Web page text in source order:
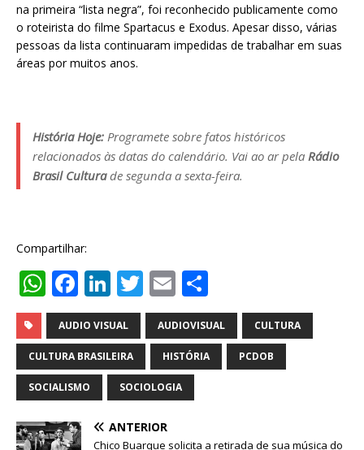
na primeira “lista negra”, foi reconhecido publicamente como
o roteirista do filme Spartacus e Exodus. Apesar disso, várias
pessoas da lista continuaram impedidas de trabalhar em suas
áreas por muitos anos.
História Hoje: Programete sobre fatos históricos
relacionados às datas do calendário. Vai ao ar pela Rádio
Brasil Culturade segunda a sexta-feira.
Compartilhar:
W
h
at
s
A
p
p
F
a
c
e
b
o
o
Li
n
k
e
dI
T
w
it
te
r
E
m
ai
l
h
ar
e
AUDIO VISUAL AUDIOVISUAL CULTURA
CULTURA BRASILEIRA HISTÓRIA PCDOB
SOCIALISMO SOCIOLOGIA
ANTERIOR
Chico Buarque solicita a retirada de sua música do